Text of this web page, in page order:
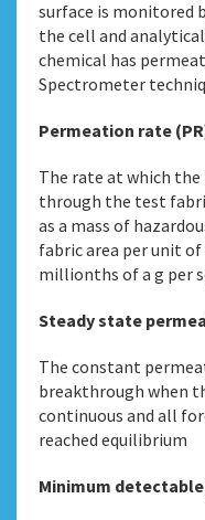
surface is monitored
the cell and
chemical has
Spectrometer
Permeation rate
The rate at which
through the test
as a mass of
fabric area per unit
millionths of a g per
Steady state
The constant
breakthrough when
continuous and all
reached equilibrium
Minimum